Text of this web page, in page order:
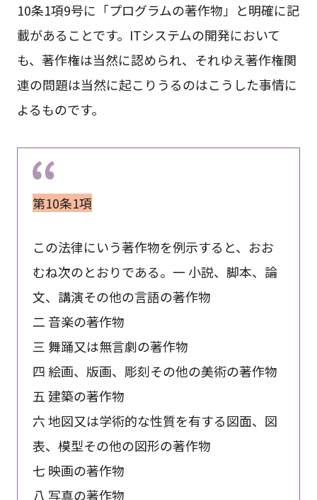
10条1項9号に「プログラムの著作物」と明確に記
載があることです。ITシステムの開発において
も、著作権は当然に認められ、それゆえ著作権関
連の問題は当然に起こりうるのはこうした事情に
よるものです。
第10条1項
この法律にいう著作物を例示すると、おお
むね次のとおりである。一 小説、脚本、論
文、講演その他の言語の著作物
二 音楽の著作物
三 舞踊又は無言劇の著作物
四 絵画、版画、彫刻その他の美術の著作物
五 建築の著作物
六 地図又は学術的な性質を有する図面、図
表、模型その他の図形の著作物
七 映画の著作物
八 写真の著作物